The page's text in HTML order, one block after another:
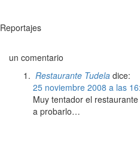
Reportajes
un comentario
Restaurante Tudela dice:
25 noviembre 2008 a las
Muy tentador el
a probarlo…